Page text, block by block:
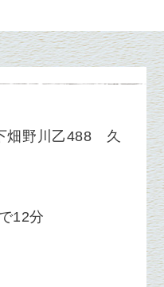
畑野川乙488 久
12分